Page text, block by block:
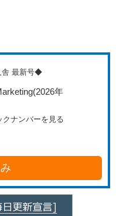
最新号◆
(2026年
クナンバーを見る